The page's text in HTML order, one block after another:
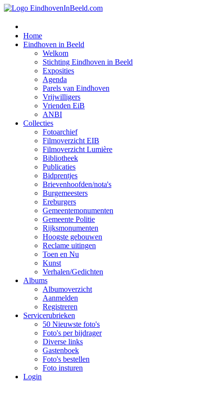
Home
Eindhoven in Beeld
Welkom
Stichting Eindhoven in Beeld
Exposities
Agenda
Parels van Eindhoven
Vrijwilligers
Vrienden EiB
ANBI
Collecties
Fotoarchief
Filmoverzicht EIB
Filmoverzicht Lumière
Bibliotheek
Publicaties
Bidprentjes
Brievenhoofden/nota's
Burgemeesters
Ereburgers
Gemeentemonumenten
Gemeente Politie
Rijksmonumenten
Hoogste gebouwen
Reclame uitingen
Toen en Nu
Kunst
Verhalen/Gedichten
Albums
Albumoverzicht
Aanmelden
Registreren
Servicerubrieken
50 Nieuwste foto's
Foto's per bijdrager
Diverse links
Gastenboek
Foto's bestellen
Foto insturen
Login